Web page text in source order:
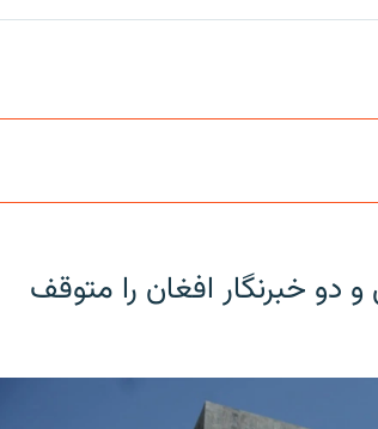
خبرنگار افغان را متوقف